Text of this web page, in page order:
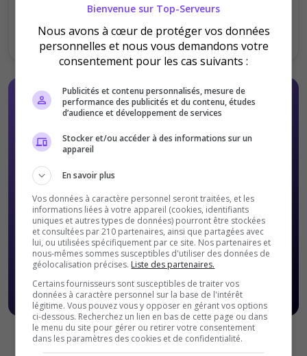
Offres Premiums soumises à nosConditions Générales de
Bienvenue sur Top-Serveurs
Nous avons à cœur de protéger vos données
personnelles et nous vous demandons votre
consentement pour les cas suivants :
Publicités et contenu personnalisés, mesure de
performance des publicités et du contenu, études
d’audience et développement de services
Stocker et/ou accéder à des informations sur un
appareil
En savoir plus
Vos données à caractère personnel seront traitées, et les
informations liées à votre appareil (cookies, identifiants
uniques et autres types de données) pourront être stockées
et consultées par 210 partenaires, ainsi que partagées avec
lui, ou utilisées spécifiquement par ce site. Nos partenaires et
nous-mêmes sommes susceptibles d'utiliser des données de
géolocalisation précises. Liste des partenaires.
Certains fournisseurs sont susceptibles de traiter vos
données à caractère personnel sur la base de l'intérêt
légitime. Vous pouvez vous y opposer en gérant vos options
ci-dessous. Recherchez un lien en bas de cette page ou dans
le menu du site pour gérer ou retirer votre consentement
dans les paramètres des cookies et de confidentialité.